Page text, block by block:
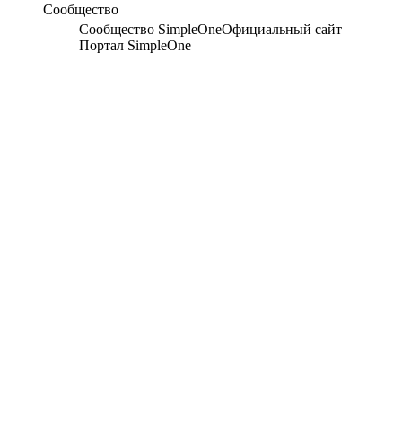
Сообщество
Сообщество SimpleOneОфициальный сайт
Портал SimpleOne